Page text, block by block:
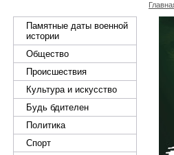
Памятные даты военной
истории
Общество
Происшествия
Культура и искусство
Будь бдителен
Политика
Спорт